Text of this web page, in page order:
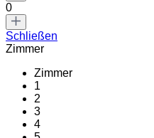
0
Schließen
Zimmer
Zimmer
1
2
3
4